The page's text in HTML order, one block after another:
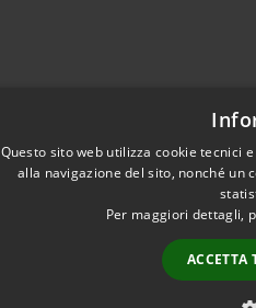
Questo sito web utilizza cookie tecnici
alla navigazione del sito, nonché un
Per maggiori dettagli,
ACCETTA